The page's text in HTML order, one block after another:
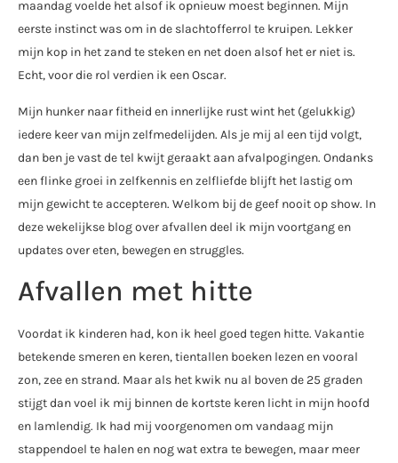
maandag voelde het alsof ik opnieuw moest beginnen. Mijn
eerste instinct was om in de slachtofferrol te kruipen. Lekker
mijn kop in het zand te steken en net doen alsof het er niet is.
Echt, voor die rol verdien ik een Oscar.
Mijn hunker naar fitheid en innerlijke rust wint het (gelukkig)
iedere keer van mijn zelfmedelijden. Als je mij al een tijd volgt,
dan ben je vast de tel kwijt geraakt aan afvalpogingen. Ondanks
een flinke groei in zelfkennis en zelfliefde blijft het lastig om
mijn gewicht te accepteren. Welkom bij de geef nooit op show. In
deze wekelijkse blog over afvallen deel ik mijn voortgang en
updates over eten, bewegen en struggles.
Afvallen met hitte
Voordat ik kinderen had, kon ik heel goed tegen hitte. Vakantie
betekende smeren en keren, tientallen boeken lezen en vooral
zon, zee en strand. Maar als het kwik nu al boven de 25 graden
stijgt dan voel ik mij binnen de kortste keren licht in mijn hoofd
en lamlendig. Ik had mij voorgenomen om vandaag mijn
stappendoel te halen en nog wat extra te bewegen, maar meer